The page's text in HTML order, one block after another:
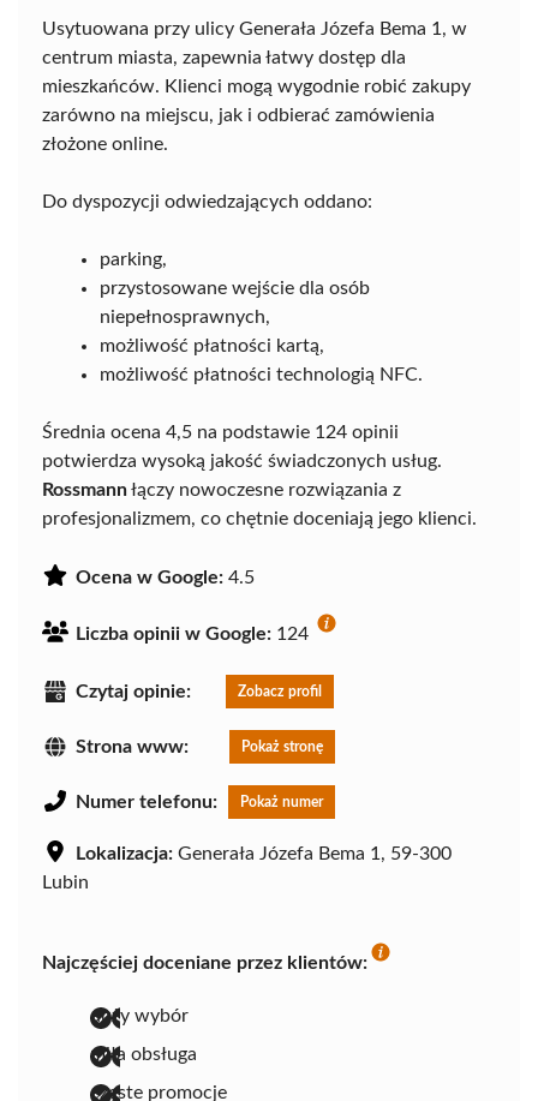
Usytuowana przy ulicy Generała Józefa Bema 1, w
centrum miasta, zapewnia łatwy dostęp dla
mieszkańców. Klienci mogą wygodnie robić zakupy
zarówno na miejscu, jak i odbierać zamówienia
złożone online.
Do dyspozycji odwiedzających oddano:
parking,
przystosowane wejście dla osób
niepełnosprawnych,
możliwość płatności kartą,
możliwość płatności technologią NFC.
Średnia ocena 4,5 na podstawie 124 opinii
potwierdza wysoką jakość świadczonych usług.
Rossmannłączy nowoczesne rozwiązania z
profesjonalizmem, co chętnie doceniają jego klienci.
Ocena w Google: 4.5
Liczba opinii w Google: 124
Czytaj opinie: Zobacz profil
Strona www: Pokaż stronę
Numer telefonu: Pokaż numer
Lokalizacja: Generała Józefa Bema 1, 59-300
Lubin
Najczęściej doceniane przez klientów:
duży wybór
miła obsługa
częste promocje